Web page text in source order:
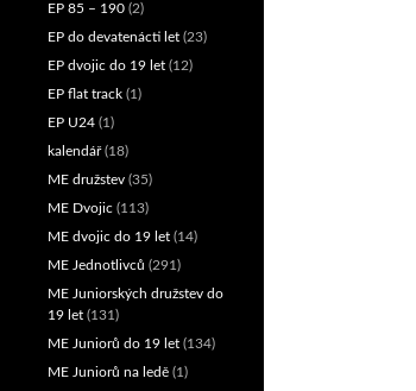
EP 85 – 190 (2)
EP do devatenácti let (23)
EP dvojic do 19 let (12)
EP flat track (1)
EP U24 (1)
kalendář(18)
ME družstev (35)
ME Dvojic (113)
ME dvojic do 19 let (14)
ME Jednotlivců (291)
ME Juniorských družstev do
19 let (131)
ME Juniorů do 19 let (134)
ME Juniorů na ledě (1)